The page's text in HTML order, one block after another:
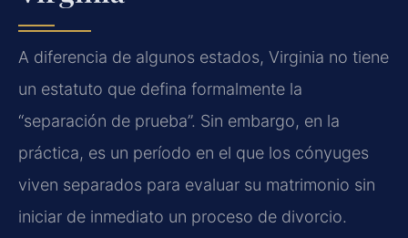
A diferencia de algunos estados, Virginia no tiene
un estatuto que defina formalmente la
“separación de prueba”. Sin embargo, en la
práctica, es un período en el que los cónyuges
viven separados para evaluar su matrimonio sin
iniciar de inmediato un proceso de divorcio.